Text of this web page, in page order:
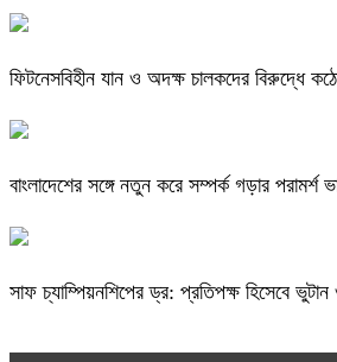
ফিটনেসবিহীন যান ও অদক্ষ চালকদের বিরুদ্ধে
বাংলাদেশের সঙ্গে নতুন করে সম্পর্ক গড়ার পরামর্শ
সাফ চ্যাম্পিয়নশিপের ড্র: প্রতিপক্ষ হিসেবে